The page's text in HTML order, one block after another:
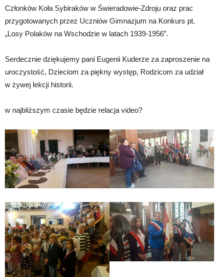
Członków Koła Sybiraków w Świeradowie-Zdroju oraz prac
przygotowanych przez Uczniów Gimnazjum na Konkurs pt.
„Losy Polaków na Wschodzie w latach 1939-1956”.
Serdecznie dziękujemy pani Eugenii Kuderze za zaproszenie na
uroczystość, Dzieciom za piękny występ, Rodzicom za udział
w żywej lekcji historii.
w najbliższym czasie będzie relacja video?